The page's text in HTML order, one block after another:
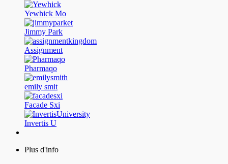
Yewhick Mo
Jimmy Park
Assignment
Pharmaqo
emily smit
Facade Sxi
Invertis U
Plus d'info